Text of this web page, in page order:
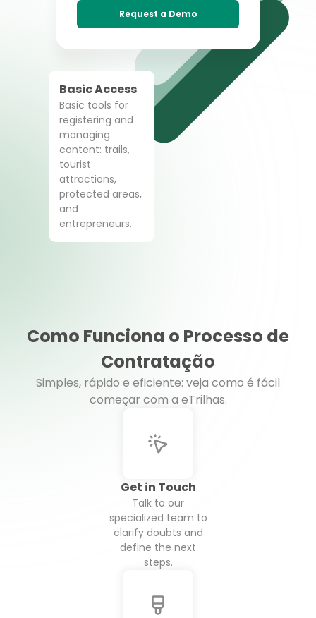
Request a Demo
Basic Access
Basic tools for
registering and
managing
content: trails,
tourist
attractions,
protected areas,
and
entrepreneurs.
Como Funciona o Processo de
Contratação
Simples, rápido e eficiente: veja como é fácil
começar com a eTrilhas.
Get in Touch
Talk to our
specialized team to
clarify doubts and
define the next
steps.